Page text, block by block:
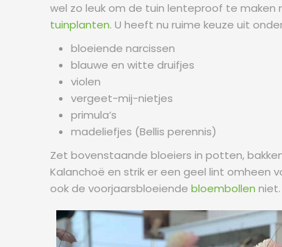
wel zo leuk om de tuin lenteproof te maken
tuinplanten. U heeft nu ruime keuze uit
bloeiende narcissen
blauwe en witte druifjes
violen
vergeet-mij-nietjes
primula’s
madeliefjes (Bellis perennis)
Zet bovenstaande bloeiers in potten,
Kalanchoë en strik er een geel lint omheen
ook de voorjaarsbloeiende bloembollen niet.